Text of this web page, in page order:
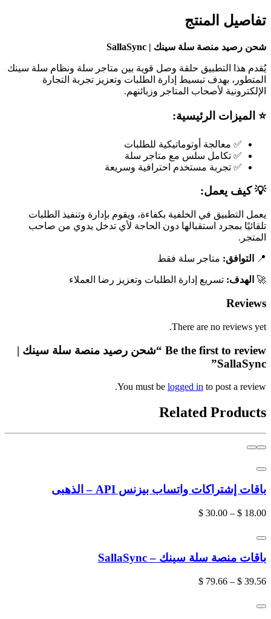
quantity
تفاصيل المنتج
شحن رصيد منصة سلة سينك | SallaSync
يُقدم هذا التطبيق حلقة وصل قوية بين متاجر سلة ونظام سلة سينك
المتطور، بهدف تبسيط إدارة الطلبات وتعزيز تجربة التجارة
الإلكترونية لأصحاب المتاجر وزبائنهم.
⭐ الميزات الرئيسية:
✅ معالجة أوتوماتيكية للطلبات
✅ تكامل سلس مع متاجر سلة
✅ تجربة مستخدم احترافية وسريعة
💡 كيف يعمل:
يعمل التطبيق في الخلفية بكفاءة، ويقوم بإدارة وتنفيذ الطلبات
تلقائيًا بمجرد استقبالها دون الحاجة لأي تدخل يدوي من صاحب
المتجر.
📍 التوافق: متاجر سلة فقط
🚀 الهدف: تسريع إدارة الطلبات وتعزيز رضا العملاء
Reviews
There are no reviews yet.
Be the first to review “شحن رصيد منصة سلة سينك |
SallaSync”
You must be logged in to post a review.
Related Products
باقات إشتراكات واتساب بيزنس API – الذهبى
18.00
$
–
30.00
$
باقات منصة سلة سينك – SallaSync
39.56
$
–
79.66
$